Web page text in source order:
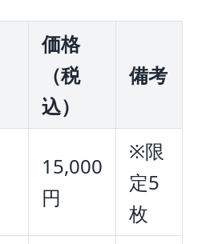
価格
（税
込）
備考
15,000
円
※限
定5
枚